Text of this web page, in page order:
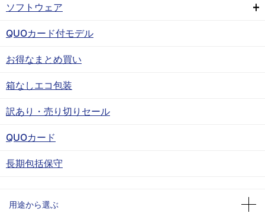
ソフトウェア
QUOカード付モデル
お得なまとめ買い
箱なしエコ包装
訳あり・売り切りセール
QUOカード
長期包括保守
用途から選ぶ